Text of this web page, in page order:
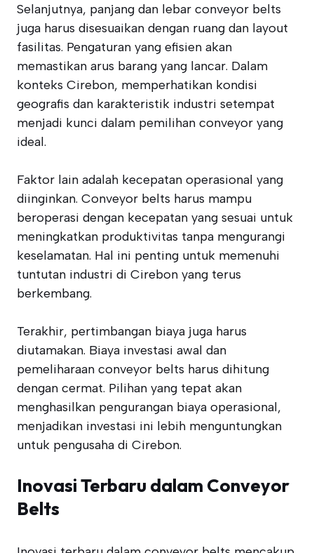
Selanjutnya, panjang dan lebar conveyor belts
juga harus disesuaikan dengan ruang dan layout
fasilitas. Pengaturan yang efisien akan
memastikan arus barang yang lancar. Dalam
konteks Cirebon, memperhatikan kondisi
geografis dan karakteristik industri setempat
menjadi kunci dalam pemilihan conveyor yang
ideal.
Faktor lain adalah kecepatan operasional yang
diinginkan. Conveyor belts harus mampu
beroperasi dengan kecepatan yang sesuai untuk
meningkatkan produktivitas tanpa mengurangi
keselamatan. Hal ini penting untuk memenuhi
tuntutan industri di Cirebon yang terus
berkembang.
Terakhir, pertimbangan biaya juga harus
diutamakan. Biaya investasi awal dan
pemeliharaan conveyor belts harus dihitung
dengan cermat. Pilihan yang tepat akan
menghasilkan pengurangan biaya operasional,
menjadikan investasi ini lebih menguntungkan
untuk pengusaha di Cirebon.
Inovasi Terbaru dalam Conveyor
Belts